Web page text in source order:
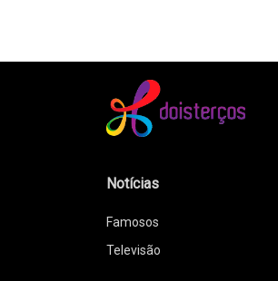
Notícias
Famosos
Televisão